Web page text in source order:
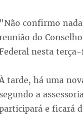
"Não confirmo
do
nesta
tarde, há uma
segundo a
e ficará